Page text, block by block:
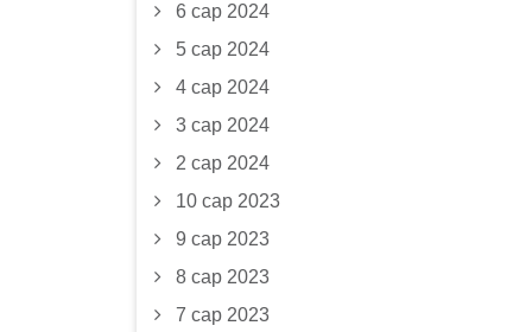
6 сар 2024
5 сар 2024
4 сар 2024
3 сар 2024
2 сар 2024
10 сар 2023
9 сар 2023
8 сар 2023
7 сар 2023